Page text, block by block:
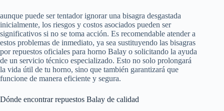
aunque puede ser tentador ignorar una bisagra desgastada
inicialmente, los riesgos y costos asociados pueden ser
significativos si no se toma acción. Es recomendable atender a
estos problemas de inmediato, ya sea sustituyendo las bisagras
por repuestos oficiales para horno Balay o solicitando la ayuda
de un servicio técnico especializado. Esto no solo prolongará
la vida útil de tu horno, sino que también garantizará que
funcione de manera eficiente y segura.
Dónde encontrar repuestos Balay de calidad